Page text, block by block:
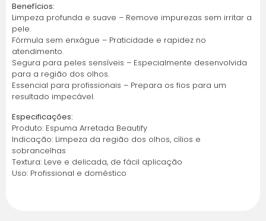
Benefícios:
Limpeza profunda e suave – Remove impurezas sem irritar a
pele.
Fórmula sem enxágue – Praticidade e rapidez no
atendimento.
Segura para peles sensíveis – Especialmente desenvolvida
para a região dos olhos.
Essencial para profissionais – Prepara os fios para um
resultado impecável.
Especificações:
Produto: Espuma Arretada Beautify
Indicação: Limpeza da região dos olhos, cílios e
sobrancelhas
Textura: Leve e delicada, de fácil aplicação
Uso: Profissional e doméstico